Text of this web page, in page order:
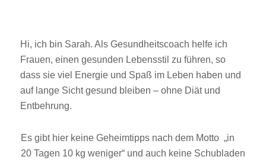
Hi, ich bin Sarah. Als Gesundheitscoach helfe ich
Frauen, einen gesunden Lebensstil zu führen, so
dass sie viel Energie und Spaß im Leben haben und
auf lange Sicht gesund bleiben – ohne Diät und
Entbehrung.
Es gibt hier keine Geheimtipps nach dem Motto „in
20 Tagen 10 kg weniger“ und auch keine Schubladen